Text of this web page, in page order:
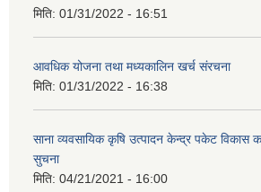
मिति: 01/31/2022 - 16:51
आवधिक योजना तथा मध्यकालिन खर्च संरचना
मिति: 01/31/2022 - 16:38
साना व्यवसायिक कृषि उत्पादन केन्द्र पकेट विकास
सुचना
मिति: 04/21/2021 - 16:00